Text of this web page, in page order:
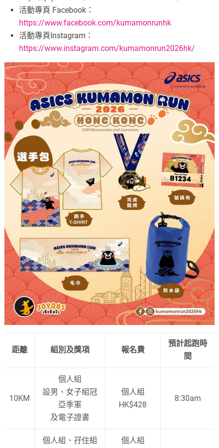
活動專頁 Facebook：
https://www.facebook.com/kumamonrunhk
活動專頁Instagram：
https://www.instagram.com/kumamonrun2026hk/
距離 組別及獎項 報名費
預計起跑時
間
10KM
個人組
設男、女子組冠
亞季軍
及電子證書
個人組
HK$428
8:30am
個人組、孖住組
個人組